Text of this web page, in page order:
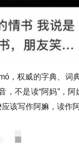
，权威的字典、词
，不是读“阿妈”，
该写作阿嫲，读作